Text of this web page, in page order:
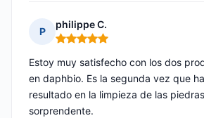
P
philippe C.
Nota: 5 de 5
Estoy muy satisfecho con los dos
en daphbio. Es la segunda vez que
resultado en la limpieza de las
sorprendente.